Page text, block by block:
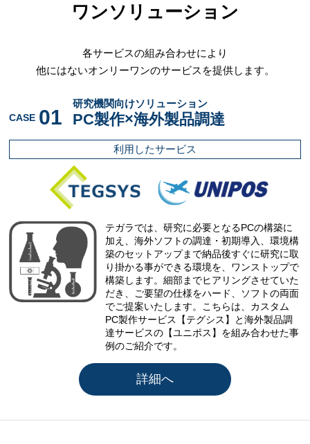
ワンソリューション
各サービスの組み合わせにより
他にはないオンリーワンのサービスを提供します。
CASE 01
研究機関向けソリューション
PC製作×海外製品調達
利用したサービス
テガラでは、研究に必要となるPCの構築に
加え、海外ソフトの調達・初期導入、環境構
築のセットアップまで納品後すぐに研究に取
り掛かる事ができる環境を、ワンストップで
構築します。細部までヒアリングさせていた
だき、ご要望の仕様をハード、ソフトの両面
でご提案いたします。こちらは、カスタム
PC製作サービス【テグシス】と海外製品調
達サービスの【ユニポス】を組み合わせた事
例のご紹介です。
詳細へ